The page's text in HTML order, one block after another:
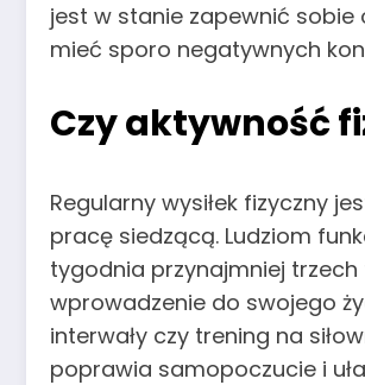
jest w stanie zapewnić sobie
mieć sporo negatywnych
Czy aktywność
Regularny wysiłek fizyczny
pracę siedzącą. Ludziom
tygodnia przynajmniej
wprowadzenie do swojego
interwały czy trening na
poprawia samopoczucie i